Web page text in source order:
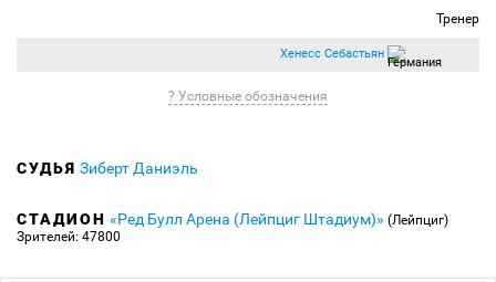
Тренер
Хенесс Себастьян
? Условные обозначения
СУДЬЯ Зиберт Даниэль
СТАДИОН «Ред Булл Арена (Лейпциг Штадиум)» (Лейпциг)
Зрителей: 47800